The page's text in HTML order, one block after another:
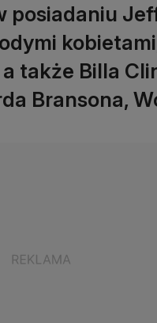
posiadaniu
także Billa
Bransona,